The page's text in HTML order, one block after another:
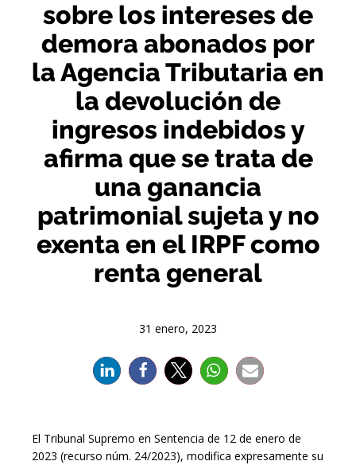
sobre los intereses de
demora abonados por
la Agencia Tributaria en
la devolución de
ingresos indebidos y
afirma que se trata de
una ganancia
patrimonial sujeta y no
exenta en el IRPF como
renta general
31 enero, 2023
El Tribunal Supremo en Sentencia de 12 de enero de
2023 (recurso núm. 24/2023), modifica expresamente su